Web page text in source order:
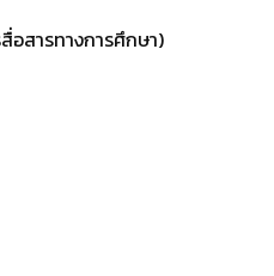
อสารทางการศึกษา)